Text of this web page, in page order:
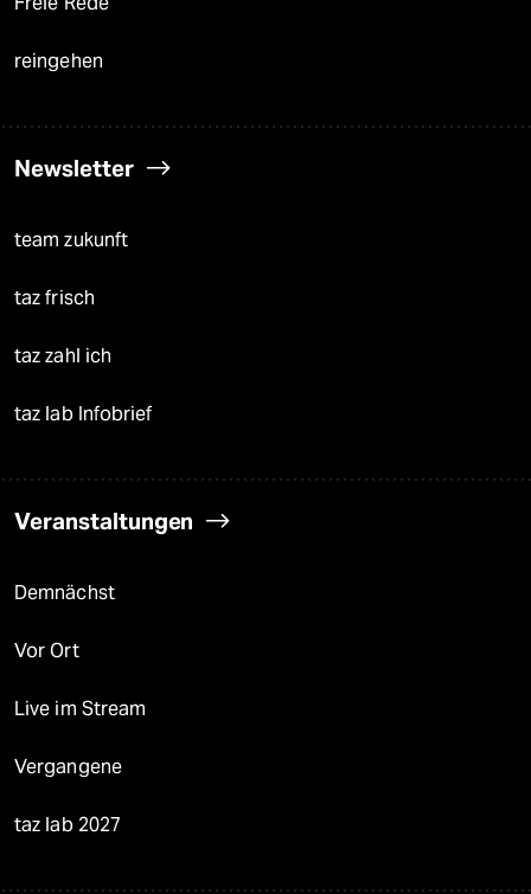
reingehen
Newsletter
team zukunft
taz frisch
taz zahl ich
taz lab Infobrief
Veranstaltungen
Demnächst
Vor Ort
Live im Stream
Vergangene
taz lab 2027